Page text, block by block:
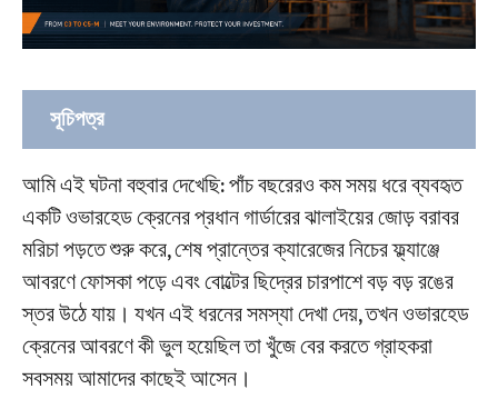
প্রকল্প
সূচিপত্র
নিন আপনার ক্রেনটি কী ধরনের পরিস্থিতির সম্মুখীন হয়।
পৃষ্ঠতল প্রস্তুতি—কোটিংয়ের স্থায়িত্ব এর উপরই নির্ভর
করে।
ব্লাস্ট ক্লিনিং গ্রেড কীভাবে বেছে নেবেন
সর্বোত্তম অমসৃণতার গভীরতা কত?
আমি এই ঘটনা বহুবার দেখেছি: পাঁচ বছরেরও কম সময় ধরে ব্যবহৃত
একটি ওভারহেড ক্রেনের প্রধান গার্ডারের ঝালাইয়ের জোড় বরাবর
মরিচা পড়তে শুরু করে, শেষ প্রান্তের ক্যারেজের নিচের ফ্ল্যাঞ্জে
আবরণে ফোসকা পড়ে এবং বোল্টের ছিদ্রের চারপাশে বড় বড় রঙের
স্তর উঠে যায়। যখন এই ধরনের সমস্যা দেখা দেয়, তখন ওভারহেড
ক্রেনের আবরণে কী ভুল হয়েছিল তা খুঁজে বের করতে গ্রাহকরা
সবসময় আমাদের কাছেই আসেন।